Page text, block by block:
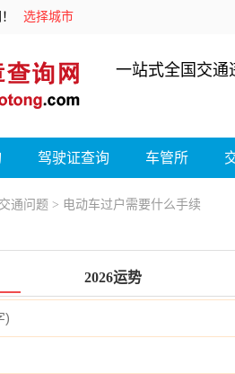
选择城市
一站式全国交通
驾驶证查询 车管所
交通问题 > 电动车过户需要什么手续
2026运势